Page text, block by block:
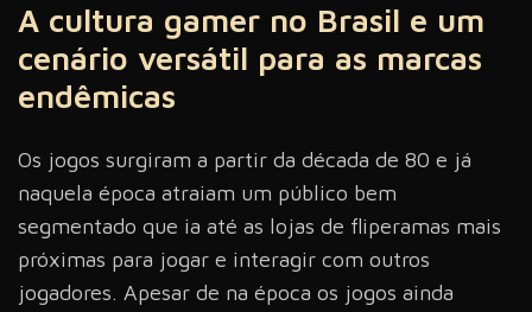
A cultura gamer no Brasil e um
cenário versátil para as marcas
endêmicas
Os jogos surgiram a partir da década de 80 e já
naquela época atraiam um público bem
segmentado que ia até as lojas de fliperamas mais
próximas para jogar e interagir com outros
jogadores. Apesar de na época os jogos ainda